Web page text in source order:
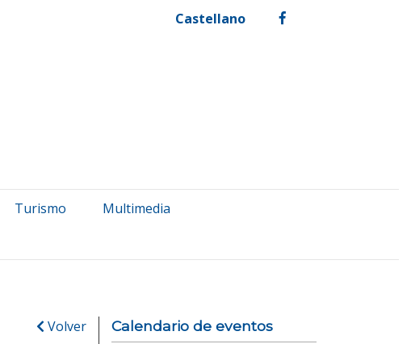
Castellano facebook
Turismo
Multimedia
Volver Calendario de eventos